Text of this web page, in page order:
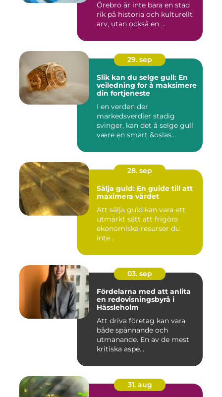
Örebro är inte bara en stad
rik på historia och kulturellt
arv, utan också en ...
29. sep
Slik kan du selge gull: En
veiledning for å maksimere
din fortjeneste
I en verden der
markedsverdier stadig
svinger, kan det å selge gull
være en smart &oslas...
28. sep
Sälja guld: En guide till att
maximera värdet
Att sälja guld kan vara ett
utmärkt sätt att frigöra
ekonomiska resurser du
inte...
03. sep
Fördelarna med att anlita
en redovisningsbyrå i
Hässleholm
Att driva företag kan vara
både spännande och
utmanande. En av de mest
kritiska aspe...
31. aug